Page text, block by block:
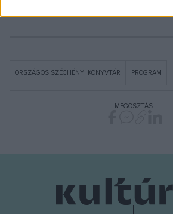
ORSZÁGOS SZÉCHÉNYI KÖNYVTÁR PROGRAM
MEGOSZTÁS